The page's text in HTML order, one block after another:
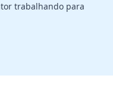
trabalhando para